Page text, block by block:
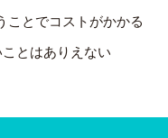
ことでコストがかかる
とはありえない